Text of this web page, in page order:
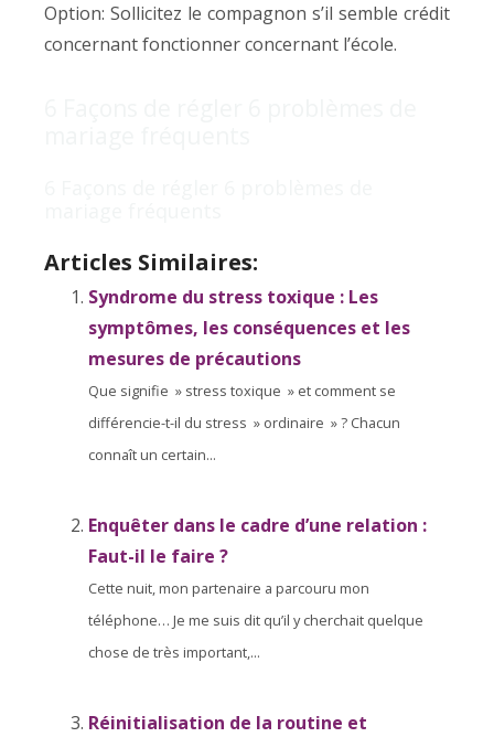
Option: Sollicitez le compagnon s’il semble crédit
concernant fonctionner concernant l’école.
Articles Similaires:
Syndrome du stress toxique : Les
symptômes, les conséquences et les
mesures de précautions
Que signifie » stress toxique » et comment se
différencie-t-il du stress » ordinaire » ? Chacun
connaît un certain...
Enquêter dans le cadre d’une relation :
Faut-il le faire ?
Cette nuit, mon partenaire a parcouru mon
téléphone… Je me suis dit qu’il y cherchait quelque
chose de très important,...
Réinitialisation de la routine et